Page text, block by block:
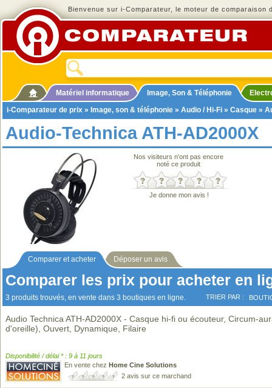
Bienvenue sur i-Comparateur, le moteur de comparaison
Matériel informatique Image, Son & Téléphonie
i-Comparateur de prix » Image, son & téléphonie » Audio / Hi-Fi » Casque »
Audio-Technica ATH-AD2000X
Nos visiteurs n'ont pas encore
noté ce produit
Je donne mon avis !
Comparer et acheter Déposer un avis
Comparer les prix pour acheter en
3 produits trouvés, en vente dans 3 boutiques en ligne. TRIER PAR :
Audio Technica ATH-AD2000X - Casque hi-fi ou écouteur, Circum-
d'oreille), Ouvert, Dynamique, Filaire
Disponibilité / délai * : 9 à 11 jours
En vente chez Home Cine Solutions
2 avis sur ce marchand